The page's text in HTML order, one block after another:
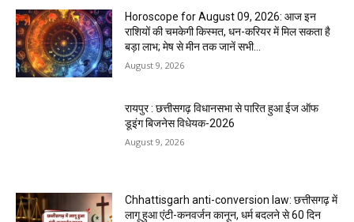
Horoscope for August 09, 2026: आज इन
राशियों की चमकेगी किस्मत, धन-करियर में मिल सकता है
बड़ा लाभ; मेष से मीन तक जानें सभी...
August 9, 2026
रायपुर : छत्तीसगढ़ विधानसभा से पारित हुआ ईज ऑफ
डूइंग बिजनेस विधेयक-2026
August 9, 2026
Chhattisgarh anti-conversion law: छत्तीसगढ़ में
लागू हुआ एंटी-कनवर्जन कानून, धर्म बदलने से 60 दिन